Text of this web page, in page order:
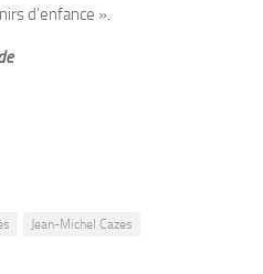
d’enfance ».
Jean-Michel Cazes